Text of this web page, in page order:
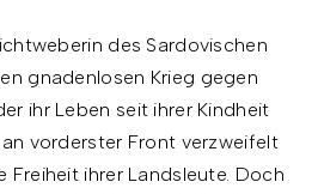
des Sardovischen
gnadenlosen Krieg gegen
ihr Leben seit ihrer Kindheit
vorderster Front verzweifelt
Freiheit ihrer Landsleute. Doch